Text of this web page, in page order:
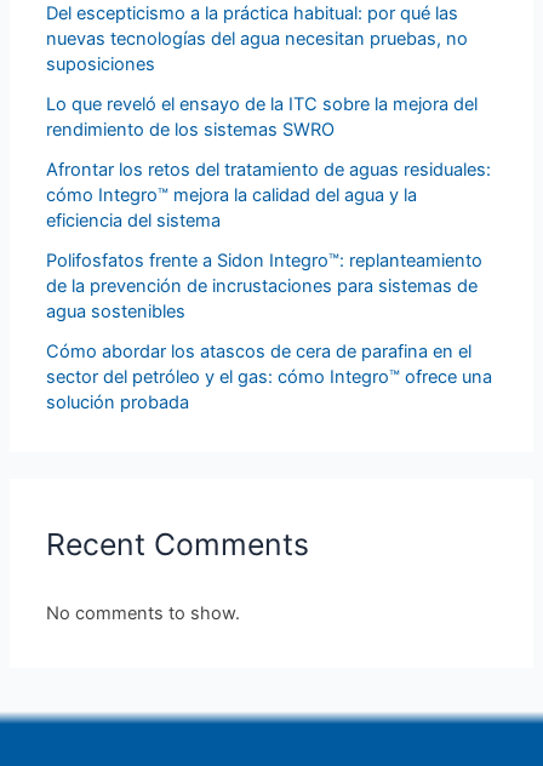
Del escepticismo a la práctica habitual: por qué las
nuevas tecnologías del agua necesitan pruebas, no
suposiciones
Lo que reveló el ensayo de la ITC sobre la mejora del
rendimiento de los sistemas SWRO
Afrontar los retos del tratamiento de aguas residuales:
cómo Integro™ mejora la calidad del agua y la
eficiencia del sistema
Polifosfatos frente a Sidon Integro™: replanteamiento
de la prevención de incrustaciones para sistemas de
agua sostenibles
Cómo abordar los atascos de cera de parafina en el
sector del petróleo y el gas: cómo Integro™ ofrece una
solución probada
Recent Comments
No comments to show.